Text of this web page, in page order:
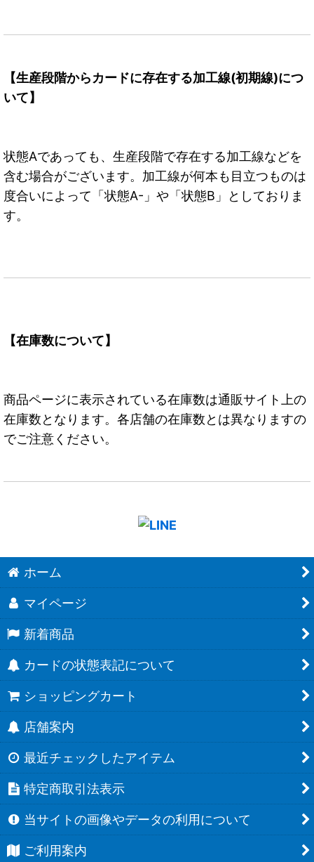
【生産段階からカードに存在する加工線(初期線)につ
いて】
状態Aであっても、生産段階で存在する加工線などを
含む場合がございます。加工線が何本も目立つものは
度合いによって「状態A-」や「状態B」としておりま
す。
【在庫数について】
商品ページに表示されている在庫数は通販サイト上の
在庫数となります。各店舗の在庫数とは異なりますの
でご注意ください。
ホーム
マイページ
新着商品
カードの状態表記について
ショッピングカート
店舗案内
最近チェックしたアイテム
特定商取引法表示
当サイトの画像やデータの利用について
ご利用案内